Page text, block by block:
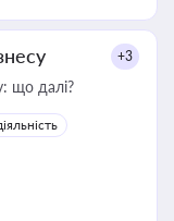
+3
що далі?